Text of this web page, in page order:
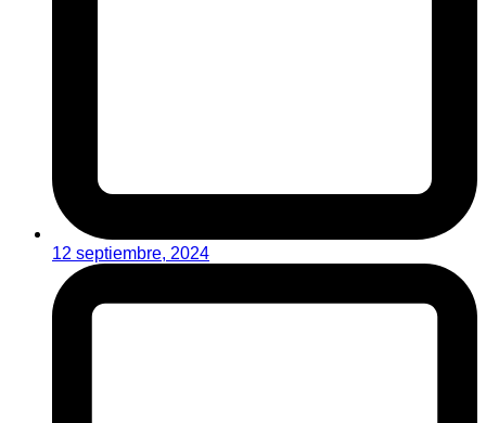
12 septiembre, 2024